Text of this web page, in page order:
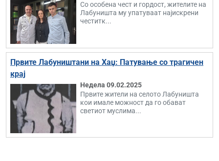
Со особена чест и гордост, жителите на
Лабуништа му упатуваат најискрени
честитк...
Првите Лабуништани на Хаџ: Патување со трагичен
крај
Недела 09.02.2025
Првите жители на селото Лабуништа
кои имале можност да го обават
светиот муслима...